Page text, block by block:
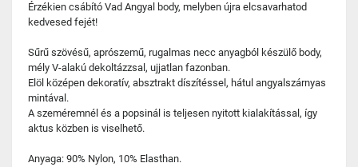
Érzékien csábító Vad Angyal body, melyben újra elcsavarhatod
kedvesed fejét!
Sűrű szövésű, aprószemű, rugalmas necc anyagból készülő body,
mély V-alakú dekoltázzsal, ujjatlan fazonban.
Elöl középen dekoratív, absztrakt díszítéssel, hátul angyalszárnyas
mintával.
A szeméremnél és a popsinál is teljesen nyitott kialakítással, így
aktus közben is viselhető.
Anyaga: 90% Nylon, 10% Elasthan.